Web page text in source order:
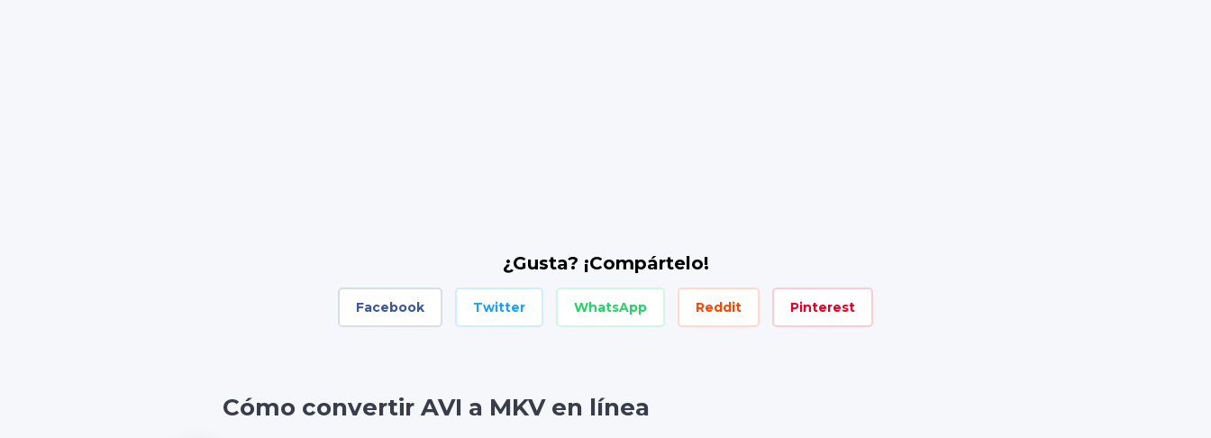
¿Gusta? ¡Compártelo!
Facebook Twitter WhatsApp Reddit Pinterest
Cómo convertir AVI a MKV en línea